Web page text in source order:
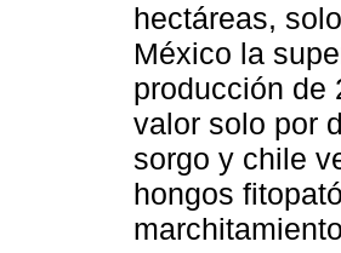
hectáreas,
México la
producción de
valor solo por
sorgo y chile
hongos